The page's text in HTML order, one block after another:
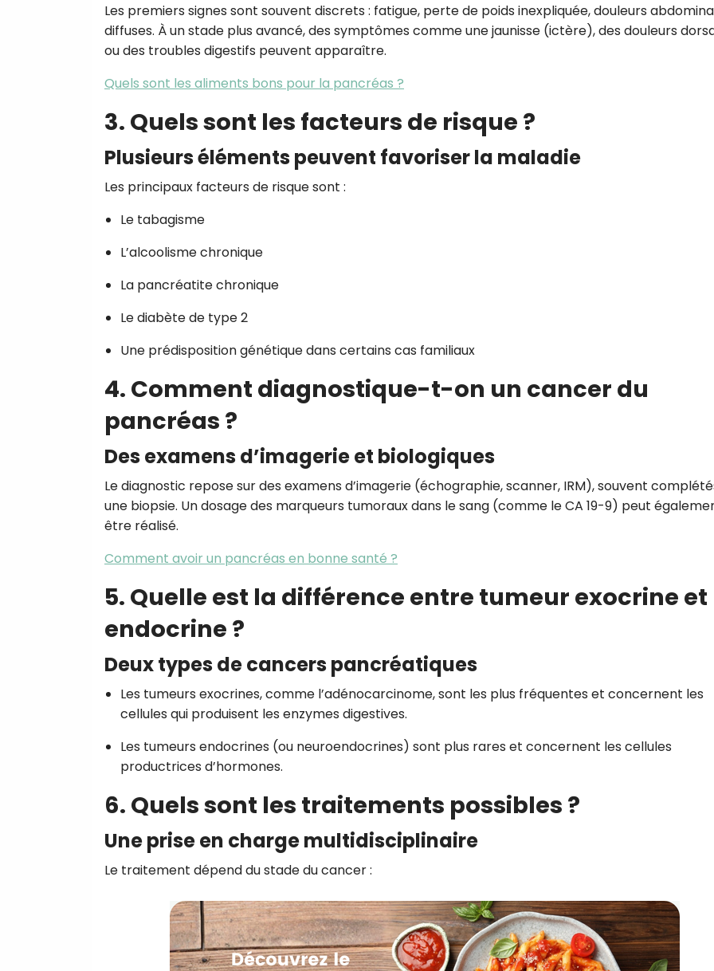
Les premiers signes sont souvent discrets : fatigue, perte de poids inexpliquée, douleurs
diffuses. À un stade plus avancé, des symptômes comme une jaunisse (ictère), des douleurs
ou des troubles digestifs peuvent apparaître.
Quels sont les aliments bons pour la pancréas ?
3. Quels sont les facteurs de risque ?
Plusieurs éléments peuvent favoriser la maladie
Les principaux facteurs de risque sont :
Le tabagisme
L’alcoolisme chronique
La pancréatite chronique
Le diabète de type 2
Une prédisposition génétique dans certains cas familiaux
4. Comment diagnostique-t-on un cancer du
pancréas ?
Des examens d’imagerie et biologiques
Le diagnostic repose sur des examens d’imagerie (échographie, scanner, IRM), souvent
une biopsie. Un dosage des marqueurs tumoraux dans le sang (comme le CA 19-9) peut
être réalisé.
Comment avoir un pancréas en bonne santé ?
5. Quelle est la différence entre tumeur exocrine et
endocrine ?
Deux types de cancers pancréatiques
Les tumeurs exocrines, comme l’adénocarcinome, sont les plus fréquentes et concernent les
cellules qui produisent les enzymes digestives.
Les tumeurs endocrines (ou neuroendocrines) sont plus rares et concernent les cellules
productrices d’hormones.
6. Quels sont les traitements possibles ?
Une prise en charge multidisciplinaire
Le traitement dépend du stade du cancer :